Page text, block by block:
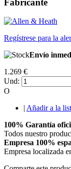
Regístrese para la
Envío
1.269 €
Und:
O
| Añadir a la
100% Garantía
Todos nuestro
Empresa 100%
Empresa localizada